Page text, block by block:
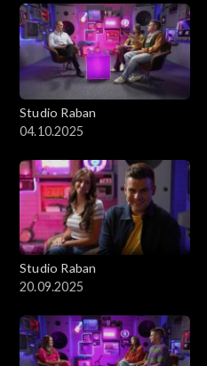
Studio Raban
04.10.2025
Studio Raban
20.09.2025